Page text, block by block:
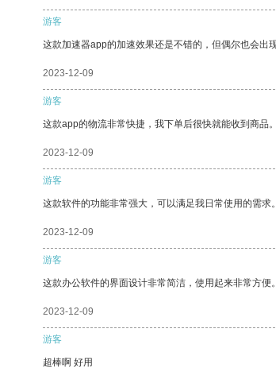
游客
这款加速器app的加速效果还是不错的，但偶尔也会出
2023-12-09
游客
这款app的物流非常快捷，我下单后很快就能收到商品。
2023-12-09
游客
这款软件的功能非常强大，可以满足我日常使用的需求。
2023-12-09
游客
这款办公软件的界面设计非常简洁，使用起来非常方便
2023-12-09
游客
超棒啊 好用